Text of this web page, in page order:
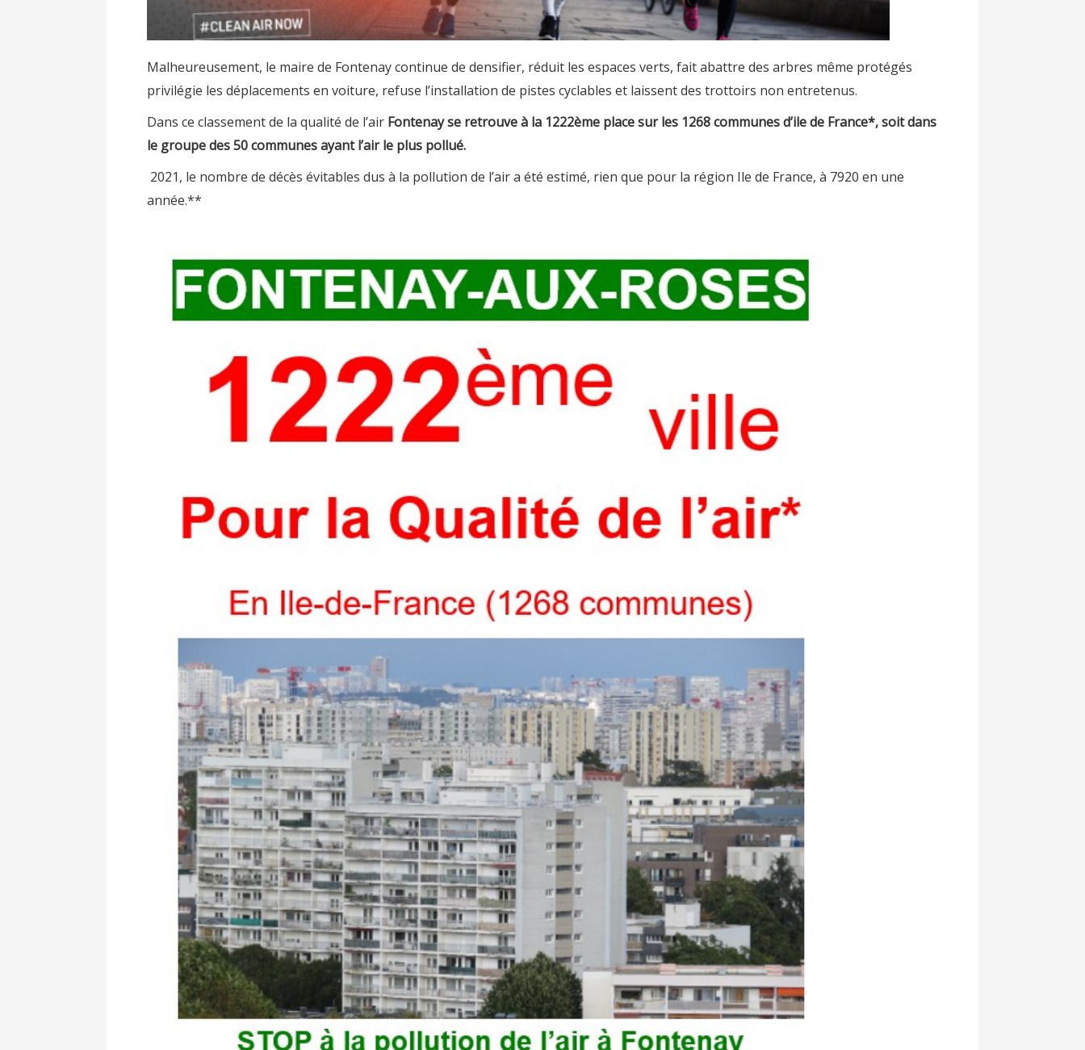
Malheureusement, le maire de Fontenay continue de densifier, réduit les espaces verts, fait abattre des arbres même protégés
privilégie les déplacements en voiture, refuse l’installation de pistes cyclables et laissent des trottoirs non entretenus.
Dans ce classement de la qualité de l’air Fontenay se retrouve à la 1222ème place sur les 1268 communes d’ile de France*, soit dans
le groupe des 50 communes ayant l’air le plus pollué.
2021, le nombre de décès évitables dus à la pollution de l’air a été estimé, rien que pour la région Ile de France, à 7920 en une
année.**